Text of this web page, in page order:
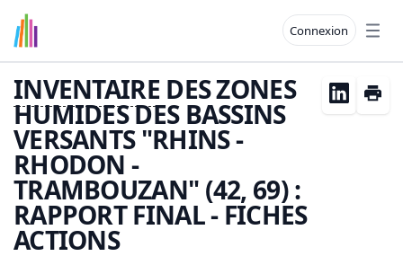
Connexion
INVENTAIRE DES ZONES
HUMIDES DES BASSINS
VERSANTS "RHINS -
RHODON -
TRAMBOUZAN" (42, 69) :
RAPPORT FINAL - FICHES
ACTIONS